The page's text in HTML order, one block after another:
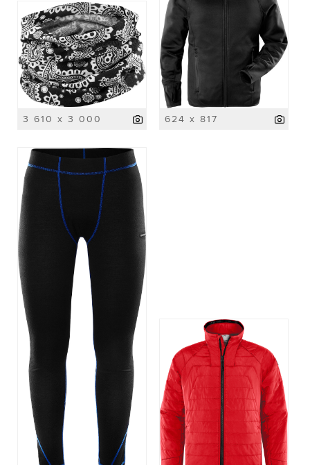
3 610 x 3 000 624 x 817